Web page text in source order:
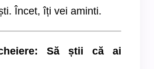
Încet, îți vei aminti.
Să știi că ai